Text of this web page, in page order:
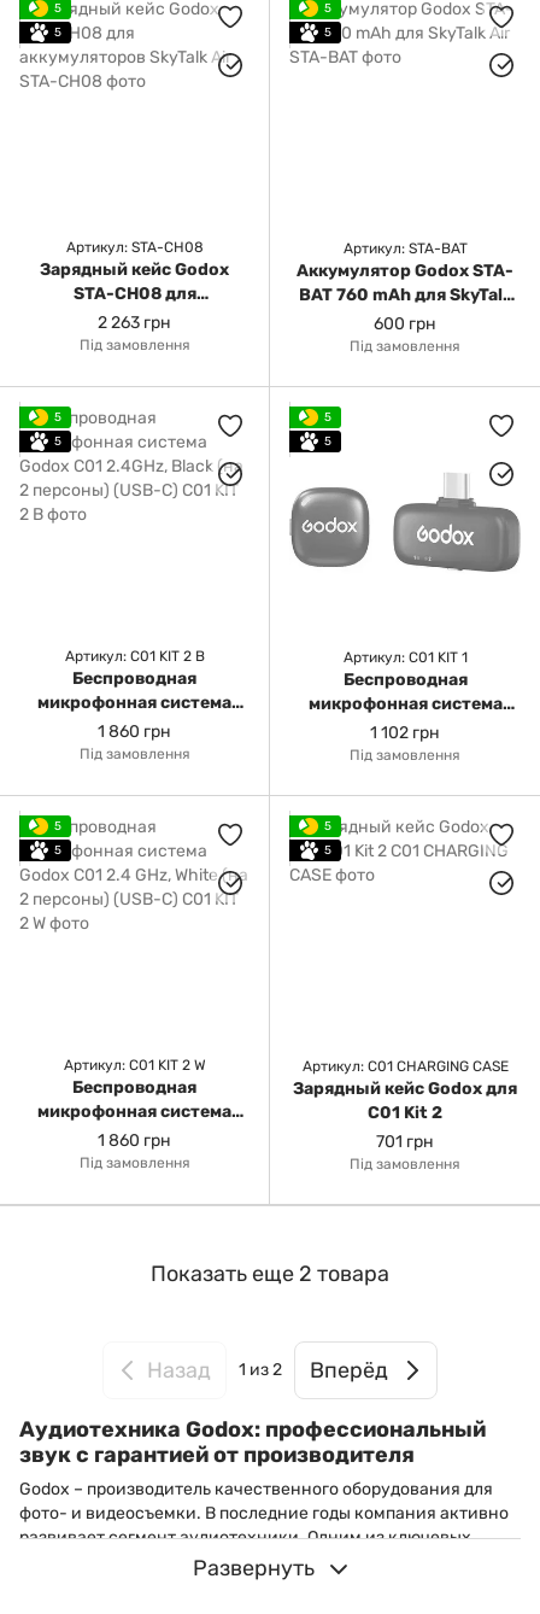
5
5
Артикул: STA-CH08
Зарядный кейс Godox
STA-CH08 для
аккумуляторов SkyTalk Air
2 263 грн
Під замовлення
5
5
Артикул: STA-BAT
Аккумулятор Godox STA-
BAT 760 mAh для SkyTalk
Air
600 грн
Під замовлення
5
5
Артикул: C01 KIT 2 B
Беспроводная
микрофонная система
Godox C01 2.4GHz, Black
(на 2 персоны) (USB-C)
1 860 грн
Під замовлення
5
5
Артикул: C01 KIT 1
Беспроводная
микрофонная система
Godox C01 2.4 GHz, Black
(на 1 персону) (USB-C)
1 102 грн
Під замовлення
5
5
Артикул: C01 KIT 2 W
Беспроводная
микрофонная система
Godox C01 2.4 GHz, White
(на 2 персоны) (USB-C)
1 860 грн
Під замовлення
5
5
Артикул: C01 CHARGING CASE
Зарядный кейс Godox для
C01 Kit 2
701 грн
Під замовлення
Показать еще 2 товара
Назад 1 из 2 Вперёд
Аудиотехника Godox: профессиональный
звук с гарантией от производителя
Godox – производитель качественного оборудования для
фото- и видеосъемки. В последние годы компания активно
развивает сегмент аудиотехники. Одним из ключевых
направлений стали беспроводные микрофонные системы,
которые предназначены для профессиональной и
Развернуть